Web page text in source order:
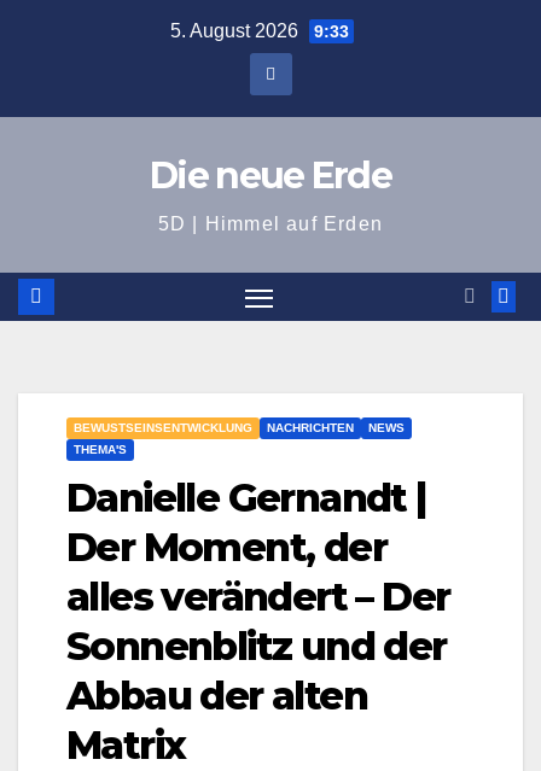
5. August 2026 9:33
Die neue Erde
5D | Himmel auf Erden
BEWUSTSEINSENTWICKLUNG NACHRICHTEN
NEWS
THEMA'S
Danielle Gernandt |
Der Moment, der
alles verändert – Der
Sonnenblitz und der
Abbau der alten
Matrix